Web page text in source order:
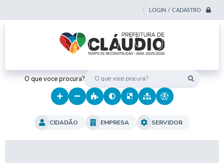
LOGIN / CADASTRO
O que voce procura?
CIDADÃO EMPRESA SERVIDOR